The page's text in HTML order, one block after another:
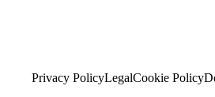
Privacy PolicyLegalCookie Policy